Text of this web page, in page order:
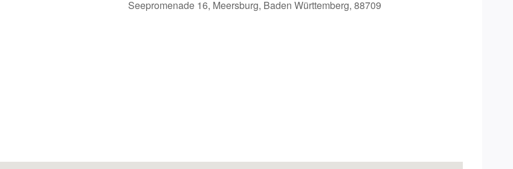
Seepromenade 16, Meersburg, Baden Württemberg, 88709